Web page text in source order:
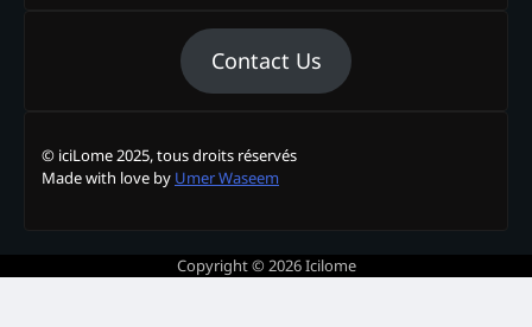
Contact Us
© iciLome 2025, tous droits réservés
Made with love by Umer Waseem
Copyright © 2026Icilome